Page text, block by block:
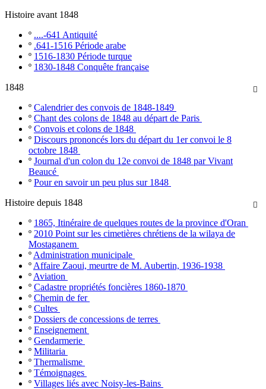
Histoire avant 1848
º ....-641 Antiquité
º .641-1516 Période arabe
º 1516-1830 Période turque
º 1830-1848 Conquête française

1848
º Calendrier des convois de 1848-1849
º Chant des colons de 1848 au départ de Paris
º Convois et colons de 1848
º Discours prononcés lors du départ du 1er convoi le 8
octobre 1848
º Journal d'un colon du 12e convoi de 1848 par Vivant
Beaucé
º Pour en savoir un peu plus sur 1848

Histoire depuis 1848
º 1865, Itinéraire de quelques routes de la province d'Oran
º 2010 Point sur les cimetières chrétiens de la wilaya de
Mostaganem
º Administration municipale
º Affaire Zaoui, meurtre de M. Aubertin, 1936-1938
º Aviation
º Cadastre propriétés foncières 1860-1870
º Chemin de fer
º Cultes
º Dossiers de concessions de terres
º Enseignement
º Gendarmerie
º Militaria
º Thermalisme
º Témoignages
º Villages liés avec Noisy-les-Bains